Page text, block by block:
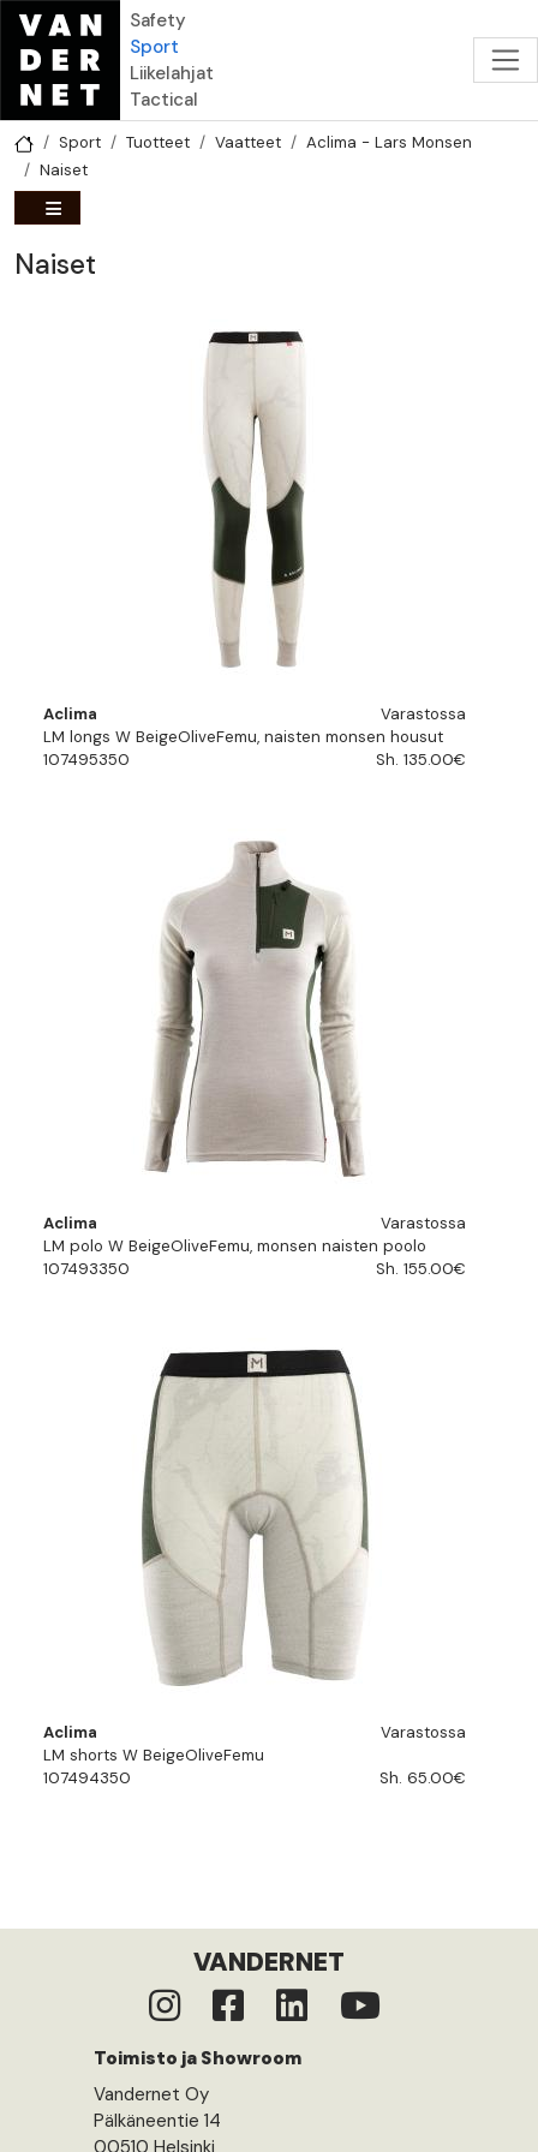
Hyppää pääsisältöön
Safety
Sport
Liikelahjat
Tactical
Sport Tuotteet Vaatteet
Aclima - Lars Monsen
Naiset
Naiset
Aclima
Varastossa
LM longs W BeigeOliveFemu, naisten monsen housut
107495350
Sh. 135.00€
Aclima
Varastossa
LM polo W BeigeOliveFemu, monsen naisten poolo
107493350
Sh. 155.00€
Aclima
Varastossa
LM shorts W BeigeOliveFemu
107494350
Sh. 65.00€
VANDERNET
Toimisto ja Showroom
Vandernet Oy
Pälkäneentie 14